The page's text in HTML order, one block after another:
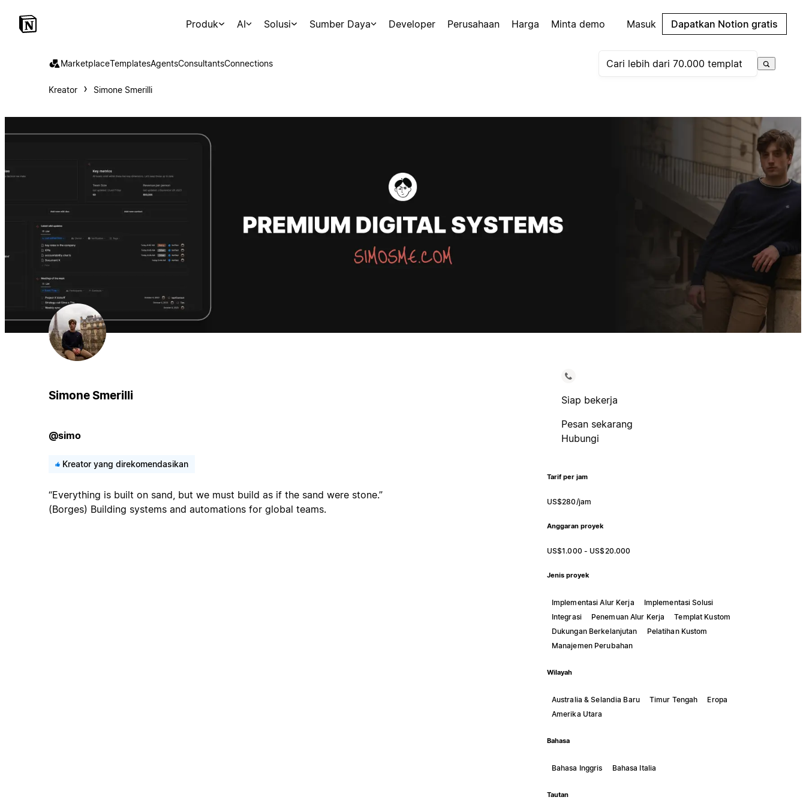
Produk AI Solusi Sumber Daya Developer Perusahaan Harga Minta demo Masuk Dapatkan Notion gratis
MarketplaceTemplatesAgentsConsultantsConnections
Kreator Simone Smerilli
Simone Smerilli
@simo
Kreator yang direkomendasikan
“Everything is built on sand, but we must build as if the sand were stone.”
(Borges) Building systems and automations for global teams.
Siap bekerja
Pesan sekarang
Hubungi
Tarif per jam
US$280/jam
Anggaran proyek
US$1.000 - US$20.000
Jenis proyek
Implementasi Alur Kerja
Implementasi Solusi
Integrasi
Penemuan Alur Kerja
Templat Kustom
Dukungan Berkelanjutan
Pelatihan Kustom
Manajemen Perubahan
Wilayah
Australia & Selandia Baru Timur Tengah
Eropa
Amerika Utara
Bahasa
Bahasa Inggris Bahasa Italia
Tautan